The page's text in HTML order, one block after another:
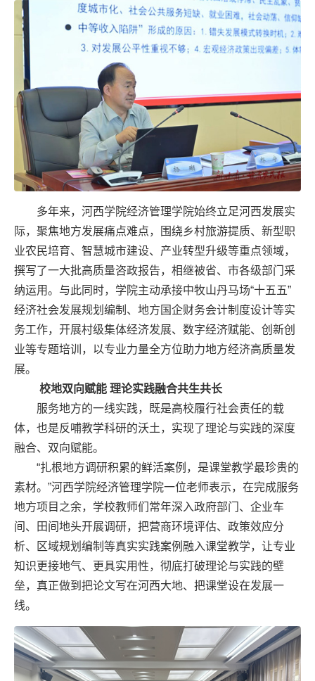
多年来，河西学院经济管理学院始终立足河西发展实
际，聚焦地方发展痛点难点，围绕乡村旅游提质、新型职
业农民培育、智慧城市建设、产业转型升级等重点领域，
撰写了一大批高质量咨政报告，相继被省、市各级部门采
纳运用。与此同时，学院主动承接中牧山丹马场“十五五”
经济社会发展规划编制、地方国企财务会计制度设计等实
务工作，开展村级集体经济发展、数字经济赋能、创新创
业等专题培训，以专业力量全方位助力地方经济高质量发
展。
校地双向赋能 理论实践融合共生共长
服务地方的一线实践，既是高校履行社会责任的载
体，也是反哺教学科研的沃土，实现了理论与实践的深度
融合、双向赋能。
“扎根地方调研积累的鲜活案例，是课堂教学最珍贵的
素材。”河西学院经济管理学院一位老师表示，在完成服务
地方项目之余，学校教师们常年深入政府部门、企业车
间、田间地头开展调研，把营商环境评估、政策效应分
析、区域规划编制等真实实践案例融入课堂教学，让专业
知识更接地气、更具实用性，彻底打破理论与实践的壁
垒，真正做到把论文写在河西大地、把课堂设在发展一
线。